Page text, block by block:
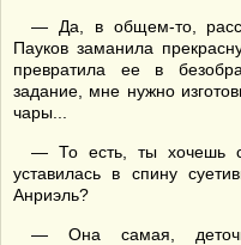
— Да, в общем-то,
Пауков заманила
превратила ее в
задание, мне нужно
чары...
— То есть, ты хочешь
уставилась в спину
Анриэль?
— Она самая,